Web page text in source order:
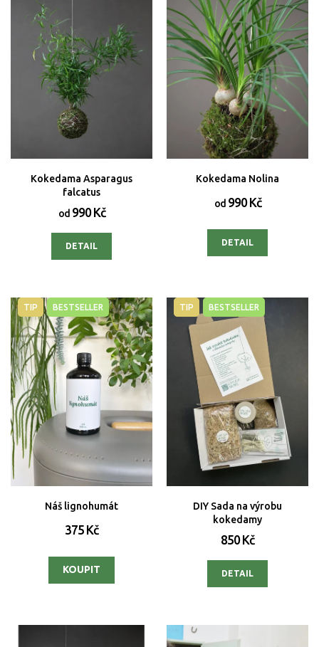
Kokedama Asparagus
falcatus
od990 Kč
DETAIL
Kokedama Nolina
od990 Kč
DETAIL
TIP BESTSELLER
Náš lignohumát
375 Kč
TIP BESTSELLER
DIY Sada na výrobu
kokedamy
850 Kč
DETAIL